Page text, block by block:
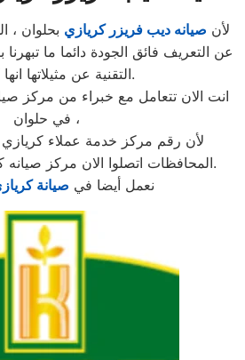
لأن صيانه ديب فريزر كريازي بحلوان ،
عن التعريف فائق الجودة دائما ما
التقنية عن مثيلاتها انها كريازي.
انت الان تتعامل مع خبراء من مركز
في حلوان ،
لأن رقم مركز خدمة عملاء كريازي
المحافظات اتصلوا الان مركز صيانه كريازي حلوان مباشرة.
نعمل أيضا في صيانة